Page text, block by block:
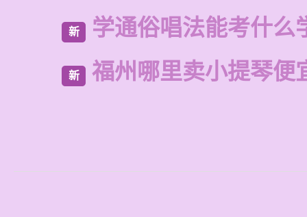
新 学通俗唱法能考什么
新 福州哪里卖小提琴便